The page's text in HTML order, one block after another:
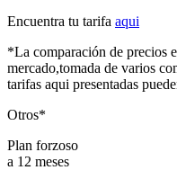
Encuentra tu tarifa aqui
*La comparación de precios
mercado,tomada de varios
tarifas aqui presentadas
Otros*
Plan forzoso
a 12 meses